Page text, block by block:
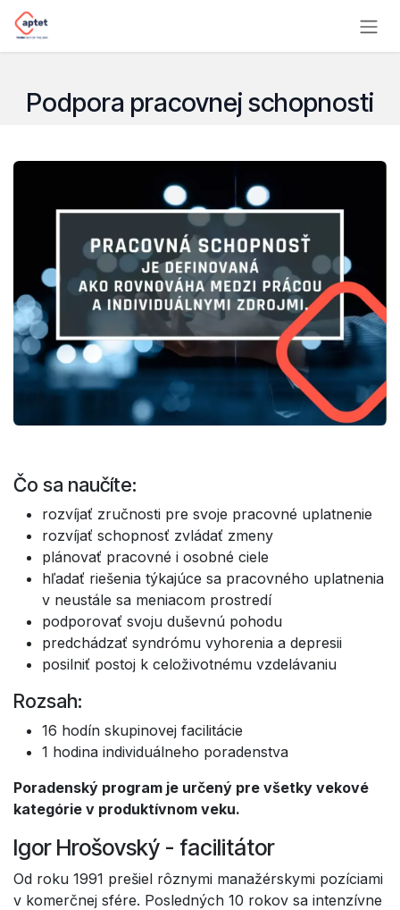
Skip to Content
Podpora pracovnej schopnosti
Čo sa naučíte:
rozvíjať zručnosti pre svoje pracovné uplatnenie
rozvíjať schopnosť zvládať zmeny
plánovať pracovné i osobné ciele
hľadať riešenia týkajúce sa pracovného uplatnenia
v neustále sa meniacom prostredí
podporovať svoju duševnú pohodu
predchádzať syndrómu vyhorenia a depresii
posilniť postoj k celoživotnému vzdelávaniu
Rozsah:
16 hodín skupinovej facilitácie
1 hodina individuálneho poradenstva
Poradenský program je určený pre všetky vekové
kategórie v produktívnom veku.
Igor Hrošovský - facilitátor
Od roku 1991 prešiel rôznymi manažérskymi pozíciami
v komerčnej sfére. Posledných 10 rokov sa intenzívne